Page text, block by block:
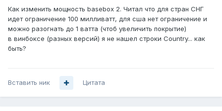
Как изменить мощность basebox 2. Читал что для стран СНГ
идет ограничение 100 милливатт, для сша нет ограничение и
можно разогнать до 1 ватта (чтоб увеличить покрытие)
в винбоксе (разных версий) я не нашел строки Country... как
быть?
Вставить ник Цитата